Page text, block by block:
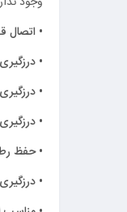
• اتصال
•
•
•
• حفظ
•